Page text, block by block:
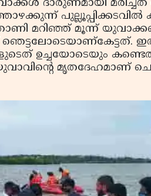
ദാരുണമായി
പുല്ലൂപ്പിക്കടവില്‍
മറിഞ്ഞ് മൂന്ന്
ഞെട്ടലോടെയാണ്‌കേട്ടത്.
ഉച്ചയോടെയും
മൃതദേഹമാണ്